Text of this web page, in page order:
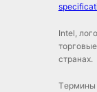
Intel,
странах.
Tермины